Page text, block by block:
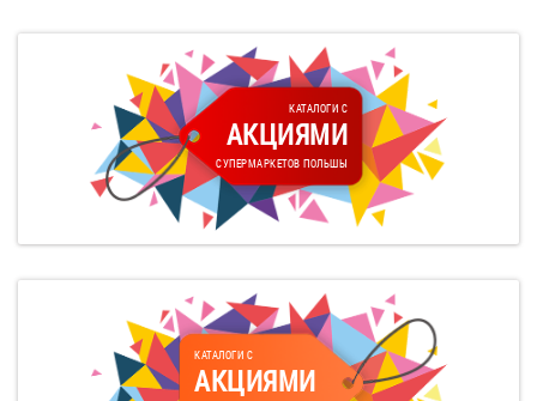
КАТАЛОГИ С
АКЦИЯМИ
СУПЕРМАРКЕТОВ ПОЛЬШЫ
КАТАЛОГИ С
АКЦИЯМИ